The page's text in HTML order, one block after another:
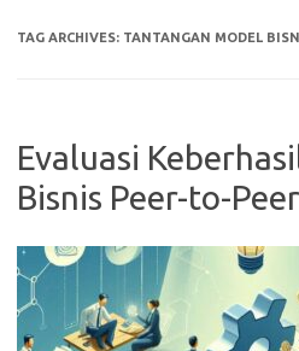
TAG ARCHIVES: TANTANGAN MODEL
Evaluasi
Bisnis Peer-to-